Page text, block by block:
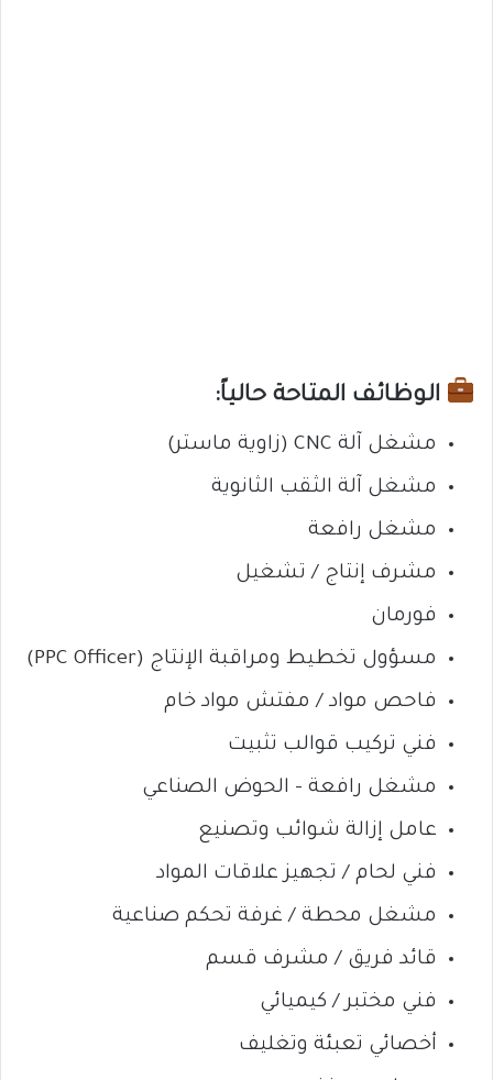
الوظائف المتاحة حالياً:
مشغل آلة CNC (زاوية ماستر)
مشغل آلة الثقب الثانوية
مشغل رافعة
مشرف إنتاج / تشغيل
فورمان
مسؤول تخطيط ومراقبة الإنتاج (PPC Officer)
فاحص مواد / مفتش مواد خام
فني تركيب قوالب تثبيت
مشغل رافعة – الحوض الصناعي
عامل إزالة شوائب وتصنيع
فني لحام / تجهيز علاقات المواد
مشغل محطة / غرفة تحكم صناعية
قائد فريق / مشرف قسم
فني مختبر / كيميائي
أخصائي تعبئة وتغليف